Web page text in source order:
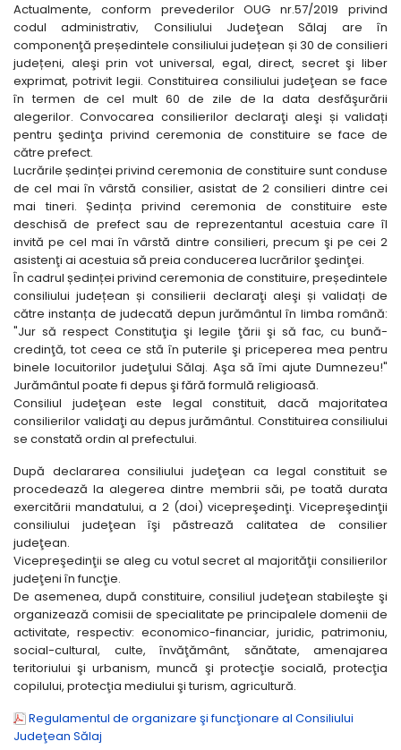
Actualmente, conform prevederilor OUG nr.57/2019 privind
codul administrativ, Consiliului Judeţean Sălaj are în
componenţă președintele consiliului județean și 30 de consilieri
județeni, aleşi prin vot universal, egal, direct, secret şi liber
exprimat, potrivit legii. Constituirea consiliului judeţean se face
în termen de cel mult 60 de zile de la data desfăşurării
alegerilor. Convocarea consilierilor declaraţi aleşi și validați
pentru şedinţa privind ceremonia de constituire se face de
către prefect.
Lucrările ședinței privind ceremonia de constituire sunt conduse
de cel mai în vârstă consilier, asistat de 2 consilieri dintre cei
mai tineri. Ședința privind ceremonia de constituire este
deschisă de prefect sau de reprezentantul acestuia care îl
invită pe cel mai în vârstă dintre consilieri, precum şi pe cei 2
asistenţi ai acestuia să preia conducerea lucrărilor şedinţei.
În cadrul ședinței privind ceremonia de constituire, președintele
consiliului județean și consilierii declaraţi aleşi și validați de
către instanța de judecată depun jurământul în limba română:
"Jur să respect Constituţia şi legile ţării şi să fac, cu bună-
credinţă, tot ceea ce stă în puterile şi priceperea mea pentru
binele locuitorilor judeţului Sălaj. Aşa să îmi ajute Dumnezeu!"
Jurământul poate fi depus şi fără formulă religioasă.
Consiliul judeţean este legal constituit, dacă majoritatea
consilierilor validaţi au depus jurământul. Constituirea consiliului
se constată ordin al prefectului.
După declararea consiliului judeţean ca legal constituit se
procedează la alegerea dintre membrii săi, pe toată durata
exercitării mandatului, a 2 (doi) vicepreşedinţi. Vicepreşedinţii
consiliului judeţean îşi păstrează calitatea de consilier
judeţean.
Vicepreşedinţii se aleg cu votul secret al majorităţii consilierilor
judeţeni în funcţie.
De asemenea, după constituire, consiliul judeţean stabileşte şi
organizează comisii de specialitate pe principalele domenii de
activitate, respectiv: economico-financiar, juridic, patrimoniu,
social-cultural, culte, învăţământ, sănătate, amenajarea
teritoriului şi urbanism, muncă şi protecţie socială, protecţia
copilului, protecţia mediului şi turism, agricultură.
Regulamentul de organizare şi funcţionare al Consiliului
Judeţean Sălaj